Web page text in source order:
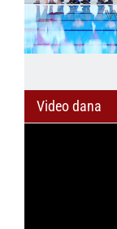
Video dana